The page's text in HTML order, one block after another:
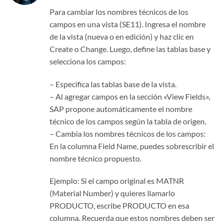
Para cambiar los nombres técnicos de los
campos en una vista (SE11). Ingresa el nombre
de la vista (nueva o en edición) y haz clic en
Create o Change. Luego, define las tablas base y
selecciona los campos:
– Especifica las tablas base de la vista.
– Al agregar campos en la sección «View Fields»,
SAP propone automáticamente el nombre
técnico de los campos según la tabla de origen.
– Cambia los nombres técnicos de los campos:
En la columna Field Name, puedes sobrescribir el
nombre técnico propuesto.
Ejemplo: Si el campo original es MATNR
(Material Number) y quieres llamarlo
PRODUCTO, escribe PRODUCTO en esa
columna. Recuerda que estos nombres deben ser